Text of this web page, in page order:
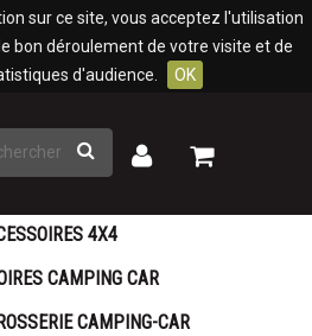
sur ce site, vous acceptez l'utilisation
bon déroulement de votre visite et de
d'audience.
OK
Rechercher
Mon
Mon
4X4
CAMPING CAR
CAMPING-CAR